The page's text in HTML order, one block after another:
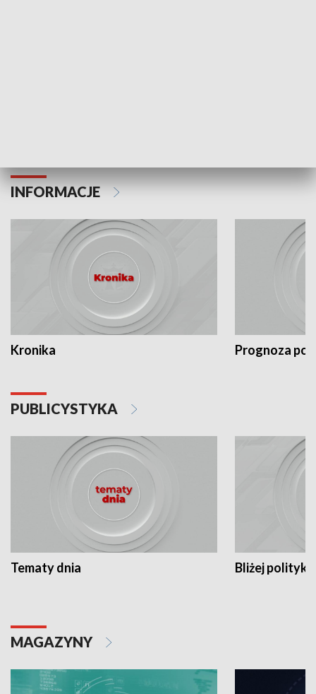
INFORMACJE
Kronika Prognoza
PUBLICYSTYKA
Tematy dnia Bliżej polityki
MAGAZYNY